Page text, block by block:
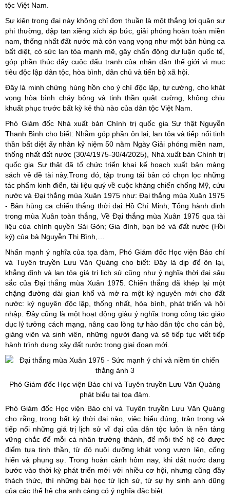
tộc Việt Nam.
Sự kiện trọng đại này không chỉ đơn thuần là một thắng lợi quân sự
phi thường, đập tan xiềng xích áp bức, giải phóng hoàn toàn miền
nam, thống nhất đất nước mà còn vang vọng như một bản hùng ca
bất diệt, có sức lan tỏa mạnh mẽ, gây chấn động dư luận quốc tế,
góp phần thúc đẩy cuộc đấu tranh của nhân dân thế giới vì mục
tiêu độc lập dân tộc, hòa bình, dân chủ và tiến bộ xã hội.
Đây là minh chứng hùng hồn cho ý chí độc lập, tự cường, cho khát
vọng hòa bình cháy bỏng và tinh thần quật cường, không chịu
khuất phục trước bất kỳ kẻ thù nào của dân tộc Việt Nam.
Phó Giám đốc Nhà xuất bản Chính trị quốc gia Sự thật Nguyễn
Thanh Bình cho biết: Nhằm góp phần ôn lại, lan tỏa và tiếp nối tinh
thần bất diệt ấy nhân kỷ niệm 50 năm Ngày Giải phóng miền nam,
thống nhất đất nước (30/4/1975-30/4/2025), Nhà xuất bản Chính trị
quốc gia Sự thật đã tổ chức triển khai kế hoạch xuất bản mảng
sách về đề tài này.Trong đó, tập trung tái bản có chọn lọc những
tác phẩm kinh điển, tài liệu quý về cuộc kháng chiến chống Mỹ, cứu
nước và Đại thắng mùa Xuân 1975 như: Đại thắng mùa Xuân 1975
- Bản hùng ca chiến thắng thời đại Hồ Chí Minh; Tổng hành dinh
trong mùa Xuân toàn thắng, Về Đại thắng mùa Xuân 1975 qua tài
liệu của chính quyền Sài Gòn; Gia đình, bạn bè và đất nước (Hồi
ký) của bà Nguyễn Thị Bình,…
Nhấn mạnh ý nghĩa của tọa đàm, Phó Giám đốc Học viện Báo chí
và Tuyên truyền Lưu Văn Quảng cho biết: Đây là dịp để ôn lại,
khẳng định và lan tỏa giá trị lịch sử cũng như ý nghĩa thời đại sâu
sắc của Đại thắng mùa Xuân 1975. Chiến thắng đã khép lại một
chặng đường dài gian khổ và mở ra một kỷ nguyên mới cho đất
nước: kỷ nguyên độc lập, thống nhất, hòa bình, phát triển và hội
nhập. Đây cũng là một hoạt động giàu ý nghĩa trong công tác giáo
dục lý tưởng cách mạng, nâng cao lòng tự hào dân tộc cho cán bộ,
giảng viên và sinh viên, những người đang và sẽ tiếp tục viết tiếp
hành trình dựng xây đất nước trong giai đoạn mới.
Phó Giám đốc Học viện Báo chí và Tuyên truyền Lưu Văn Quảng
phát biểu tại tọa đàm.
Phó Giám đốc Học viện Báo chí và Tuyên truyền Lưu Văn Quảng
cho rằng, trong bất kỳ thời đại nào, việc hiểu đúng, trân trọng và
tiếp nối những giá trị lịch sử vĩ đại của dân tộc luôn là nền tảng
vững chắc để mỗi cá nhân trưởng thành, để mỗi thế hệ có được
điểm tựa tinh thần, từ đó nuôi dưỡng khát vọng vươn lên, cống
hiến và phụng sự. Trong hoàn cảnh hôm nay, khi đất nước đang
bước vào thời kỳ phát triển mới với nhiều cơ hội, nhưng cũng đầy
thách thức, thì những bài học từ lịch sử, từ sự hy sinh anh dũng
của các thế hệ cha anh càng có ý nghĩa đặc biệt.